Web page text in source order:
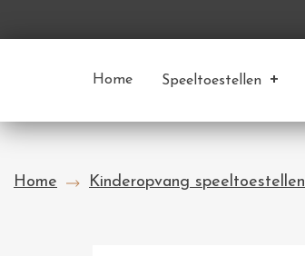
Home Speeltoestellen
Home Kinderopvang speeltoestellen